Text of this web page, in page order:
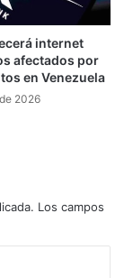
internet
afectados por
en Venezuela
2026
Los campos